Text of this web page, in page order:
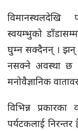
विमानस्थलदेखि
स्वयम्भुको
घुम्न सक्दैनन् । झन्
नसक्ने अवस्था छ ।
मनोवैज्ञानिक
विभिन्न
पर्यटकलाई